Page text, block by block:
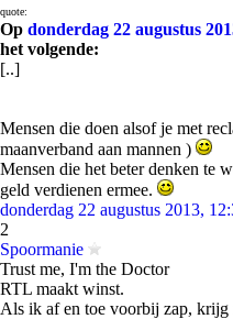
quote:
Op donderdag 22 augustus
het volgende:
[..]
Mensen die doen alsof je met
maanverband aan mannen )
Mensen die het beter denken te
geld verdienen ermee.
donderdag 22 augustus 2013,
2
Spoormanie
Trust me, I'm the Doctor
RTL maakt winst.
Als ik af en toe voorbij zap, krijg